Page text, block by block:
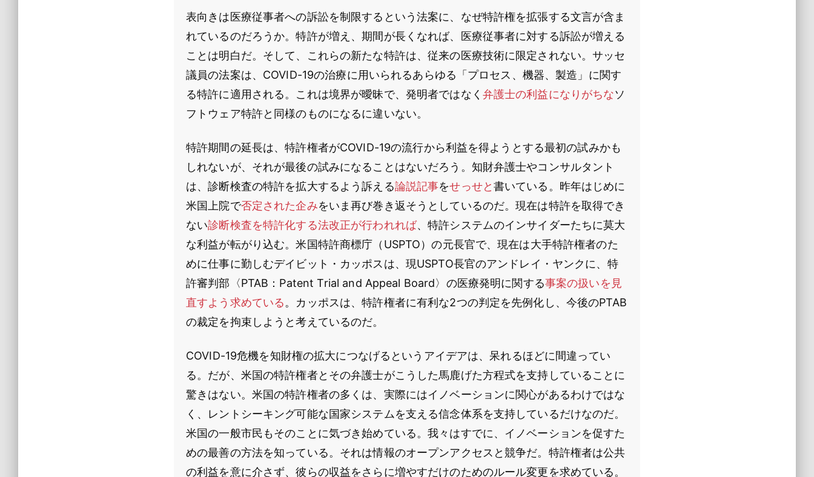
表向きは医療従事者への訴訟を制限するという法案に、なぜ特許権を拡張する文言が含ま
れているのだろうか。特許が増え、期間が長くなれば、医療従事者に対する訴訟が増える
ことは明白だ。そして、これらの新たな特許は、従来の医療技術に限定されない。サッセ
議員の法案は、COVID-19の治療に用いられるあらゆる「プロセス、機器、製造」に関す
る特許に適用される。これは境界が曖昧で、発明者ではなく 弁護士の利益になりがちなソ
フトウェア特許と同様のものになるに違いない。
特許期間の延長は、特許権者がCOVID-19の流行から利益を得ようとする最初の試みかも
しれないが、それが最後の試みになることはないだろう。知財弁護士やコンサルタント
は、診断検査の特許を拡大するよう訴える論説記事をせっせと書いている。昨年はじめに
米国上院で否定された企みをいま再び巻き返そうとしているのだ。現在は特許を取得でき
ない診断検査を特許化する法改正が行われれば、特許システムのインサイダーたちに莫大
な利益が転がり込む。米国特許商標庁（USPTO）の元長官で、現在は大手特許権者のた
めに仕事に勤しむデイビット・カッポスは、現USPTO長官のアンドレイ・ヤンクに、特
許審判部〈PTAB：Patent Trial and Appeal Board〉の医療発明に関する事案の扱いを見
直すよう求めている。カッポスは、特許権者に有利な2つの判定を先例化し、今後のPTAB
の裁定を拘束しようと考えているのだ。
COVID-19危機を知財権の拡大につなげるというアイデアは、呆れるほどに間違ってい
る。だが、米国の特許権者とその弁護士がこうした馬鹿げた方程式を支持していることに
驚きはない。米国の特許権者の多くは、実際にはイノベーションに関心があるわけではな
く、レントシーキング可能な国家システムを支える信念体系を支持しているだけなのだ。
米国の一般市民もそのことに気づき始めている。我々はすでに、イノベーションを促すた
めの最善の方法を知っている。それは情報のオープンアクセスと競争だ。特許権者は公共
の利益を意に介さず、彼らの収益をさらに増やすだけのためのルール変更を求めている。